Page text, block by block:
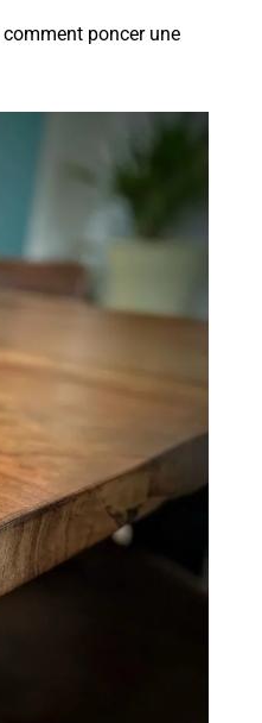
comment poncer une